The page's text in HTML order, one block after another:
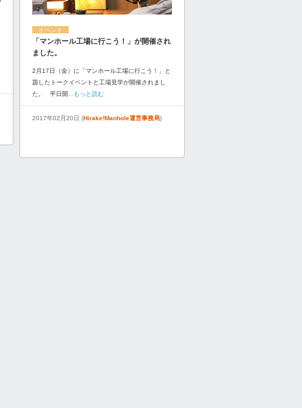
イベント
「マンホール工場に行こう！」が開催され
ました。
2月17日（金）に「マンホール工場に行こう！」と
題したトークイベントと工場見学が開催されまし
た。 平日開 ...もっと読む
2017年02月20日 (Hirake!Manhole運営事務局)